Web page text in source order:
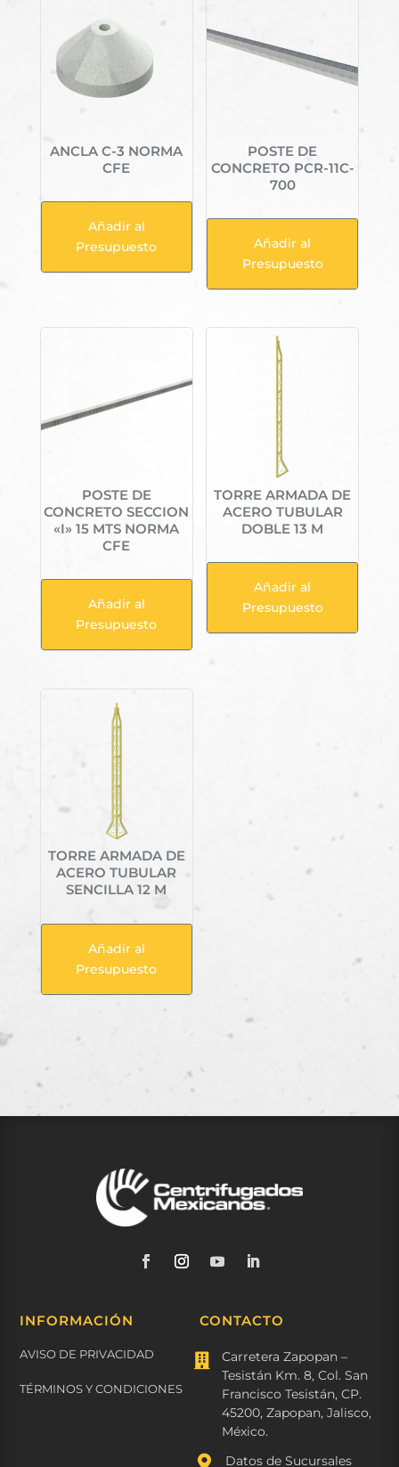
ANCLA C-3 NORMA
CFE
Añadir al
Presupuesto
POSTE DE
CONCRETO PCR-11C-
700
Añadir al
Presupuesto
POSTE DE
CONCRETO SECCION
«I» 15 MTS NORMA
CFE
Añadir al
Presupuesto
TORRE ARMADA DE
ACERO TUBULAR
DOBLE 13 M
Añadir al
Presupuesto
TORRE ARMADA DE
ACERO TUBULAR
SENCILLA 12 M
Añadir al
Presupuesto
INFORMACIÓN
AVISO DE PRIVACIDAD
TÉRMINOS Y CONDICIONES
CONTACTO

Carretera Zapopan –
Tesistán Km. 8, Col. San
Francisco Tesistán, CP.
45200, Zapopan, Jalisco,
México.
 Datos de Sucursales